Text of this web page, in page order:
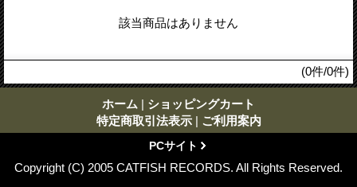
該当商品はありません
(0件/0件)
ホーム | ショッピングカート
特定商取引法表示 | ご利用案内
PCサイト
Copyright (C) 2005 CATFISH RECORDS. All Rights Reserved.